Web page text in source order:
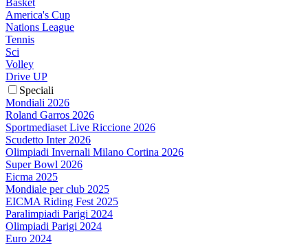
America's Cup
Nations League
Tennis
Sci
Volley
Drive UP
Speciali
Mondiali 2026
Roland Garros 2026
Sportmediaset Live Riccione 2026
Scudetto Inter 2026
Olimpiadi Invernali Milano Cortina 2026
Super Bowl 2026
Eicma 2025
Mondiale per club 2025
EICMA Riding Fest 2025
Paralimpiadi Parigi 2024
Olimpiadi Parigi 2024
Euro 2024